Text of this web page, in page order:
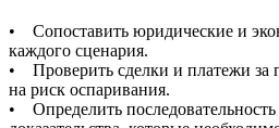
• Сопоставить юридические и
каждого сценария.
• Проверить сделки и платежи за
на риск оспаривания.
• Определить